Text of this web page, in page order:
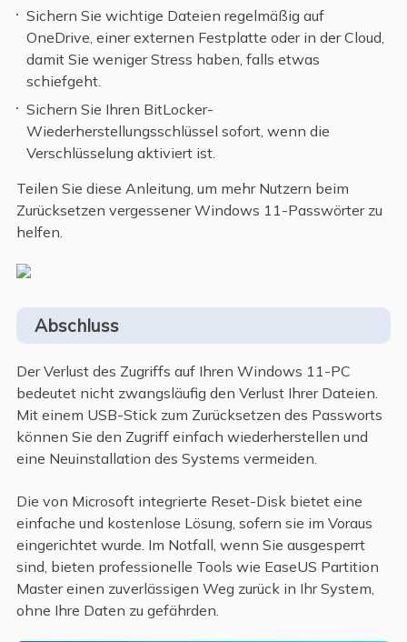
Sichern Sie wichtige Dateien regelmäßig auf
OneDrive, einer externen Festplatte oder in der Cloud,
damit Sie weniger Stress haben, falls etwas
schiefgeht.
Sichern Sie Ihren BitLocker-
Wiederherstellungsschlüssel sofort, wenn die
Verschlüsselung aktiviert ist.
Teilen Sie diese Anleitung, um mehr Nutzern beim
Zurücksetzen vergessener Windows 11-Passwörter zu
helfen.
Abschluss
Der Verlust des Zugriffs auf Ihren Windows 11-PC
bedeutet nicht zwangsläufig den Verlust Ihrer Dateien.
Mit einem USB-Stick zum Zurücksetzen des Passworts
können Sie den Zugriff einfach wiederherstellen und
eine Neuinstallation des Systems vermeiden.
Die von Microsoft integrierte Reset-Disk bietet eine
einfache und kostenlose Lösung, sofern sie im Voraus
eingerichtet wurde. Im Notfall, wenn Sie ausgesperrt
sind, bieten professionelle Tools wie EaseUS Partition
Master einen zuverlässigen Weg zurück in Ihr System,
ohne Ihre Daten zu gefährden.